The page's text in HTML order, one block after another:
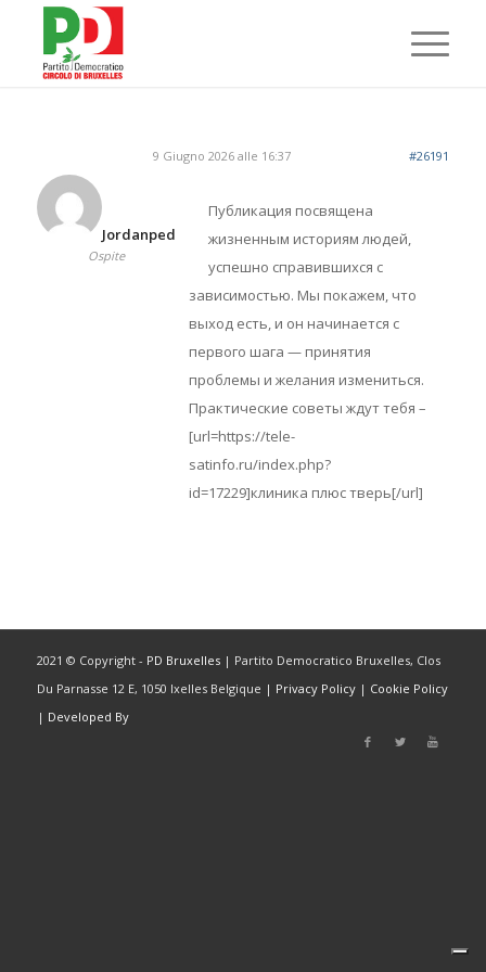
9 Giugno 2026 alle 16:37 #26191
Jordanped
Ospite
Публикация посвящена
жизненным историям людей,
успешно справившихся с
зависимостью. Мы покажем, что
выход есть, и он начинается с
первого шага — принятия
проблемы и желания измениться.
Практические советы ждут тебя –
[url=https://tele-
satinfo.ru/index.php?
id=17229]клиника плюс тверь[/url]
2021 © Copyright - PD Bruxelles| Partito Democratico Bruxelles, Clos
Du Parnasse 12 E, 1050 Ixelles Belgique | Privacy Policy| Cookie Policy
| Developed By